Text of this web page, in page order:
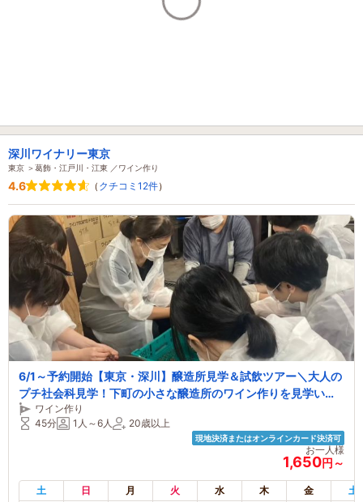
深川ワイナリー東京
東京 ＞葛飾・江戸川・江東 ／ワイン作り
4.6 （ クチコミ12件）
6/1～予約開始【東京・深川】醸造所見学＆試飲ツアー＼大人の
プチ社会科見学！下町の小さな醸造所のワイン作りを見学いた
だけます♪その時期おすすめの３種のワインのテイスティングつ
き！／
ワイン作り
45分
1人～6人 20歳以上
現地決済またはオンラインカード決済可
お一人様
1,650円～
土 日 月 火 水 木 金 土